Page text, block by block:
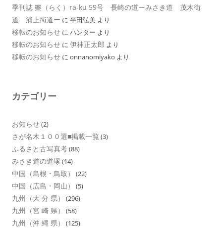
季刊誌 樂（らく）ra-ku 59号 長崎の道ーみさき道 茂木街
道 浦上街道ー に 半田弘美 より
移転のお知らせ に ハンター より
移転のお知らせ に 伊神正太郎 より
移転のお知らせ に onnanomiyako より
カテゴリー
お知らせ(2)
さが名木１００選■掲載一覧 (3)
ふるさと古写真考(88)
みさき道の道塚 (14)
中国（島根・鳥取） (22)
中国（広島・岡山） (5)
九州（大 分 県） (296)
九州（宮 崎 県） (58)
九州（沖 縄 県） (125)